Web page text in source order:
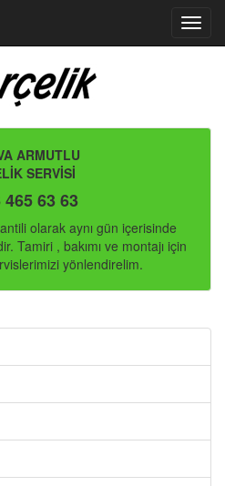
Menu
ARMUTLU
SERVİSİ
465 63 63
olarak aynı gün içerisinde
Tamiri , bakımı ve montajı için
yönlendirelim.